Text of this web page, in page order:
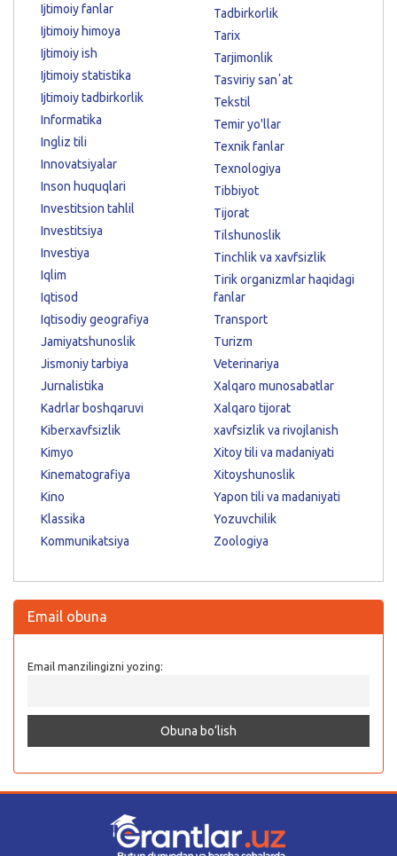
Ijtimoiy fanlar
Ijtimoiy himoya
Ijtimoiy ish
Ijtimoiy statistika
Ijtimoiy tadbirkorlik
Informatika
Ingliz tili
Innovatsiyalar
Inson huquqlari
Investitsion tahlil
Investitsiya
Investiya
Iqlim
Iqtisod
Iqtisodiy geografiya
Jamiyatshunoslik
Jismoniy tarbiya
Jurnalistika
Kadrlar boshqaruvi
Kiberxavfsizlik
Kimyo
Kinematografiya
Kino
Klassika
Kommunikatsiya
Tadbirkorlik
Tarix
Tarjimonlik
Tasviriy sanʼat
Tekstil
Temir yo'llar
Texnik fanlar
Texnologiya
Tibbiyot
Tijorat
Tilshunoslik
Tinchlik va xavfsizlik
Tirik organizmlar haqidagi
fanlar
Transport
Turizm
Veterinariya
Xalqaro munosabatlar
Xalqaro tijorat
xavfsizlik va rivojlanish
Xitoy tili va madaniyati
Xitoyshunoslik
Yapon tili va madaniyati
Yozuvchilik
Zoologiya
Email obuna
Email manzilingizni yozing: